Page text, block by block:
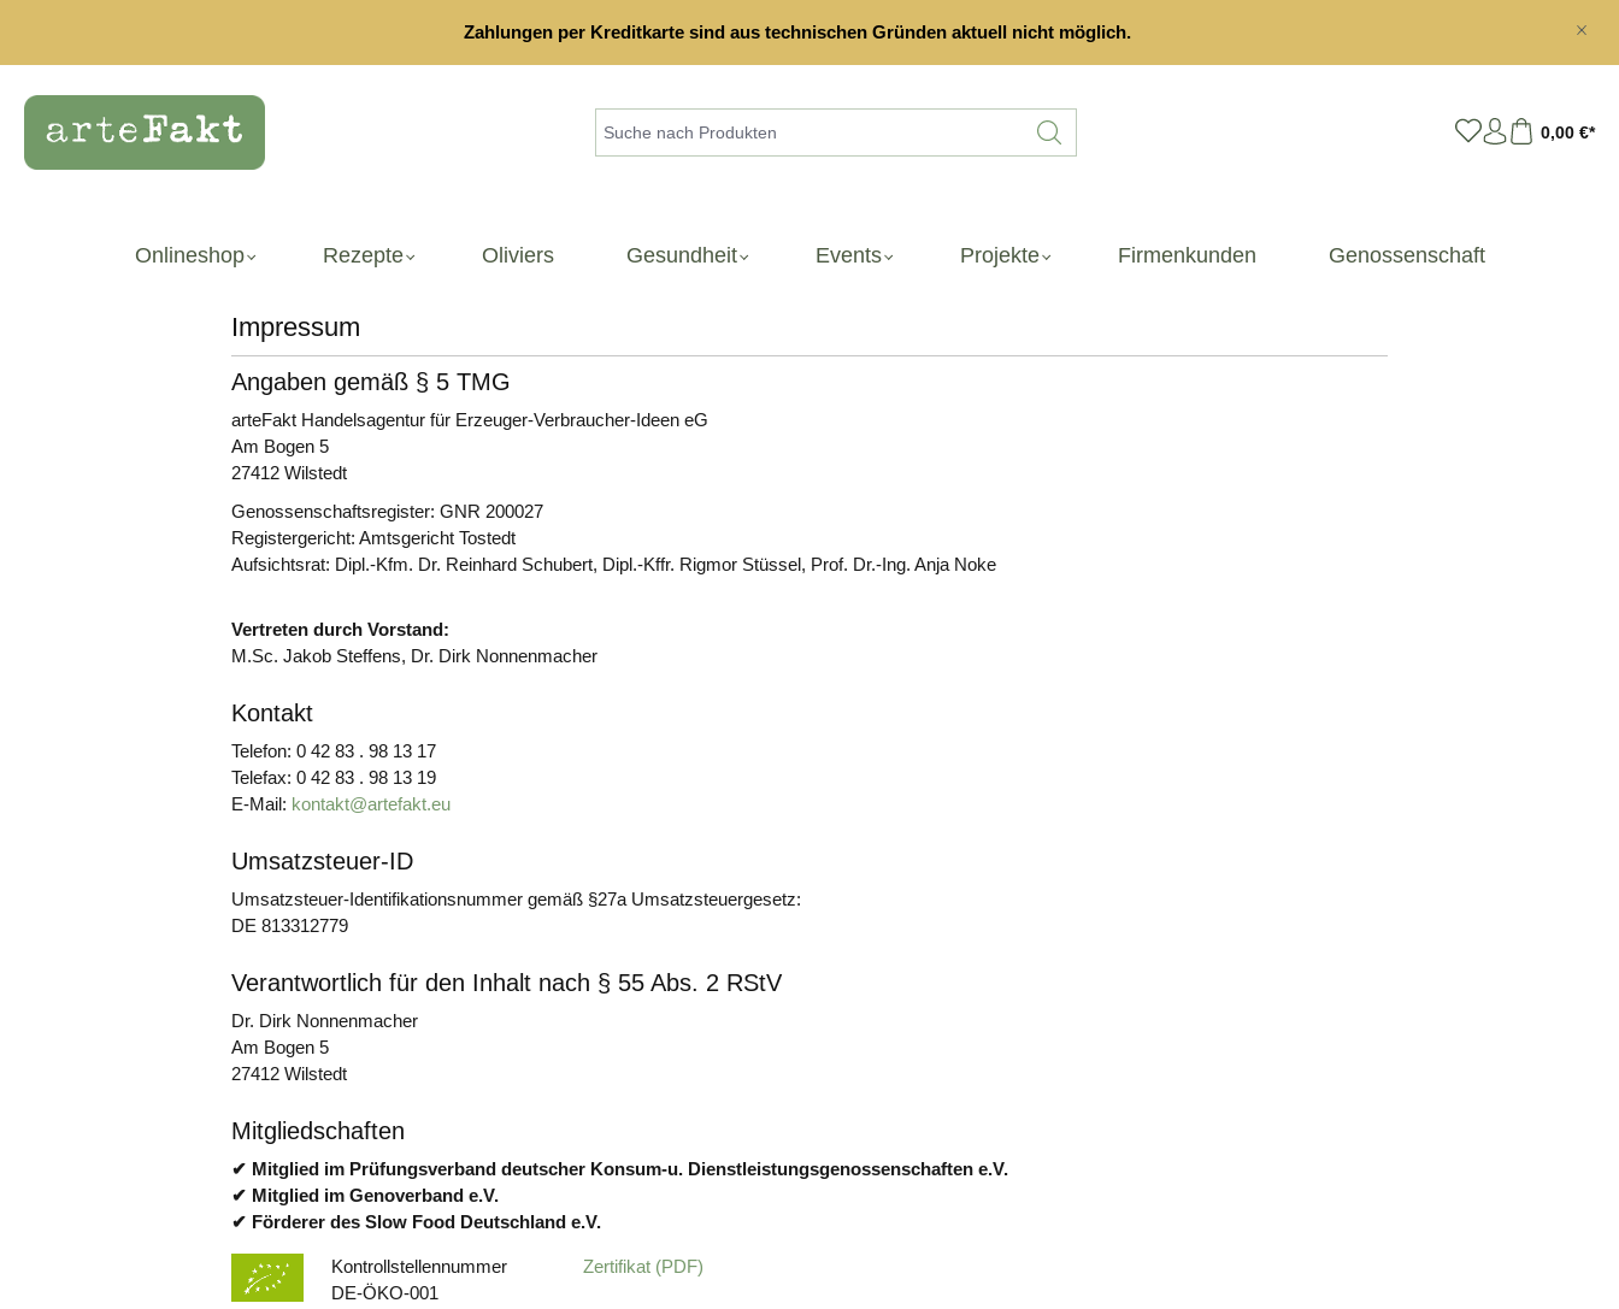
Zahlungen per Kreditkarte sind aus technischen Gründen aktuell nicht möglich.
0,00 €*
Onlineshop Rezepte Oliviers Gesundheit Events Projekte Firmenkunden Genossenschaft
Impressum
Angaben gemäß § 5 TMG
arteFakt Handelsagentur für Erzeuger-Verbraucher-Ideen eG
Am Bogen 5
27412 Wilstedt
Genossenschaftsregister: GNR 200027
Registergericht: Amtsgericht Tostedt
Aufsichtsrat: Dipl.-Kfm. Dr. Reinhard Schubert, Dipl.-Kffr. Rigmor Stüssel, Prof. Dr.-Ing. Anja Noke
Vertreten durch Vorstand:
M.Sc. Jakob Steffens, Dr. Dirk Nonnenmacher
Kontakt
Telefon: 0 42 83 . 98 13 17
Telefax: 0 42 83 . 98 13 19
E-Mail: kontakt@artefakt.eu
Umsatzsteuer-ID
Umsatzsteuer-Identifikationsnummer gemäß §27a Umsatzsteuergesetz:
DE 813312779
Verantwortlich für den Inhalt nach § 55 Abs. 2 RStV
Dr. Dirk Nonnenmacher
Am Bogen 5
27412 Wilstedt
Mitgliedschaften
✔ Mitglied im Prüfungsverband deutscher Konsum-u. Dienstleistungsgenossenschaften e.V.
✔ Mitglied im Genoverband e.V.
✔ Förderer des Slow Food Deutschland e.V.
Kontrollstellennummer
DE-ÖKO-001
Zertifikat (PDF)